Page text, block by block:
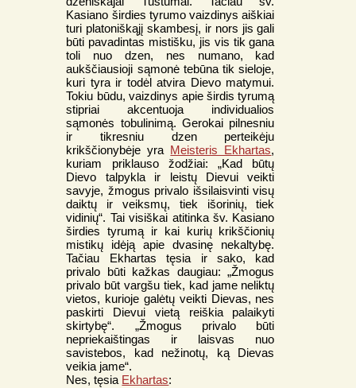
Kasiano širdies tyrumo vaizdinys aiškiai
turi platoniškąjį skambesį, ir nors jis gali
būti pavadintas mistišku, jis vis tik gana
toli nuo dzen, nes numano, kad
aukščiausioji sąmonė tebūna tik sieloje,
kuri tyra ir todėl atvira Dievo matymui.
Tokiu būdu, vaizdinys apie širdis tyrumą
stipriai akcentuoja individualios
sąmonės tobulinimą. Gerokai pilnesniu
ir tikresniu dzen perteikėju
krikščionybėje yra Meisteris Ekhartas,
kuriam priklauso žodžiai: „Kad būtų
Dievo talpykla ir leistų Dievui veikti
savyje, žmogus privalo išsilaisvinti visų
daiktų ir veiksmų, tiek išorinių, tiek
vidinių“. Tai visiškai atitinka šv. Kasiano
širdies tyrumą ir kai kurių krikščionių
mistikų idėją apie dvasinę nekaltybę.
Tačiau Ekhartas tęsia ir sako, kad
privalo būti kažkas daugiau: „Žmogus
privalo būt vargšu tiek, kad jame neliktų
vietos, kurioje galėtų veikti Dievas, nes
paskirti Dievui vietą reiškia palaikyti
skirtybę“. „Žmogus privalo būti
nepriekaištingas ir laisvas nuo
savistebos, kad nežinotų, ką Dievas
veikia jame“.
Nes, tęsia Ekhartas: